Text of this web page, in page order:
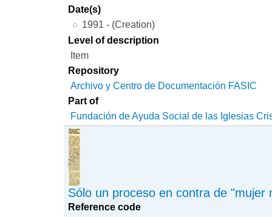
Date(s)
1991 - (Creation)
Level of description
Item
Repository
Archivo y Centro de Documentación FASIC
Part of
Fundación de Ayuda Social de las Iglesias
Sólo un proceso en contra de "mujer
Reference code